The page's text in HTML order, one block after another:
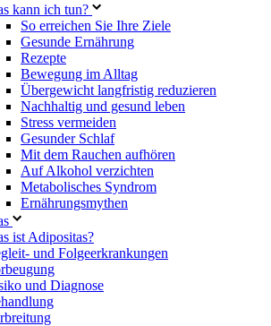
kann ich tun?
So erreichen Sie Ihre Ziele
Gesunde Ernährung
Rezepte
Bewegung im Alltag
Übergewicht langfristig reduzieren
Nachhaltig und gesund leben
Stress vermeiden
Gesunder Schlaf
Mit dem Rauchen aufhören
Auf Alkohol verzichten
Metabolisches Syndrom
Ernährungsmythen
ist Adipositas?
und Folgeerkrankungen
und Diagnose